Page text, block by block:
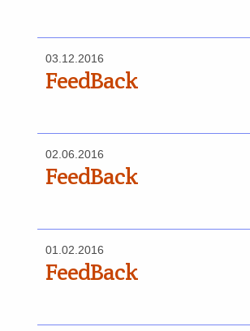
03.12.2016
FeedBack
02.06.2016
FeedBack
01.02.2016
FeedBack